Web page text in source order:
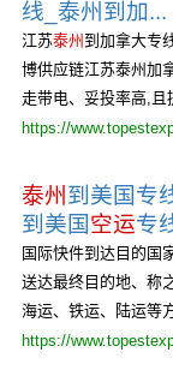
线_泰州到加...
江苏泰州 到加拿大专
博供应链江苏泰州加
走带电、妥投率高,且
https://
泰州 到美国专
到美国空运专
国际快件到达目的国
送达最终目的地、称
海运、铁运、陆运等
https://